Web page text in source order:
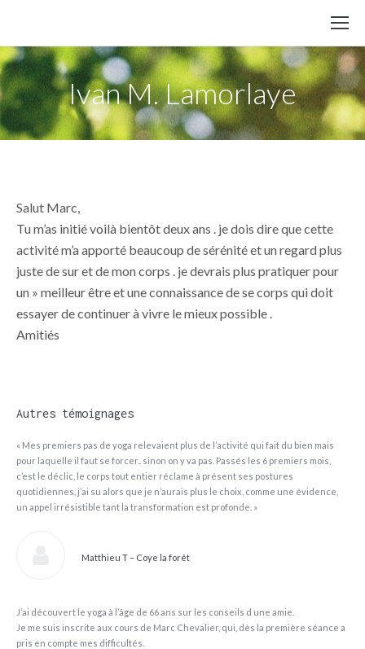
Ivan M. Lamorlaye
Salut Marc,
Tu m’as initié voilà bientôt deux ans . je dois dire que cette
activité m’a apporté beaucoup de sérénité et un regard plus
juste de sur et de mon corps . je devrais plus pratiquer pour
un » meilleur être et une connaissance de se corps qui doit
essayer de continuer​ à vivre le mieux possible .
Amitiés
Autres témoignages
« Mes premiers pas de yoga relevaient plus de l’activité qui fait du bien mais
pour laquelle il faut se forcer.. sinon on y va pas. Passés les 6 premiers mois,
c’est le déclic, le corps tout entier réclame à présent ses postures
quotidiennes, j’ai su alors que je n’aurais plus le choix, comme une évidence,
un appel irrésistible tant la transformation est profonde. »
Matthieu T – Coye la forêt
J’ai découvert le yoga à l’âge de 66 ans sur les conseils d une amie.
Je me suis inscrite aux cours de Marc Chevalier, qui, dès la première séance a
pris en compte mes difficultés.